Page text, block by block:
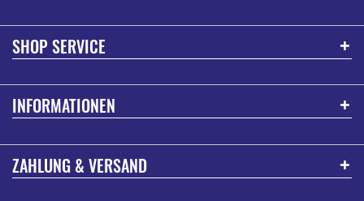
SHOP SERVICE
INFORMATIONEN
ZAHLUNG & VERSAND